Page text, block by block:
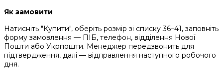
Як замовити
Натисніть "Купити", оберіть розмір зі списку 36–41, заповніть
форму замовлення — ПІБ, телефон, відділення Нової
Пошти або Укрпошти. Менеджер передзвонить для
підтвердження, далі — відправлення наступного робочого
дня.